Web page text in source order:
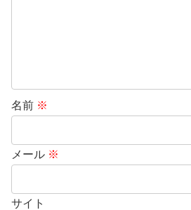
名前 ※
メール ※
サイト